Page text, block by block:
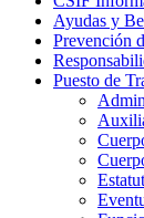
Ayudas y
Prevención
Puesto de